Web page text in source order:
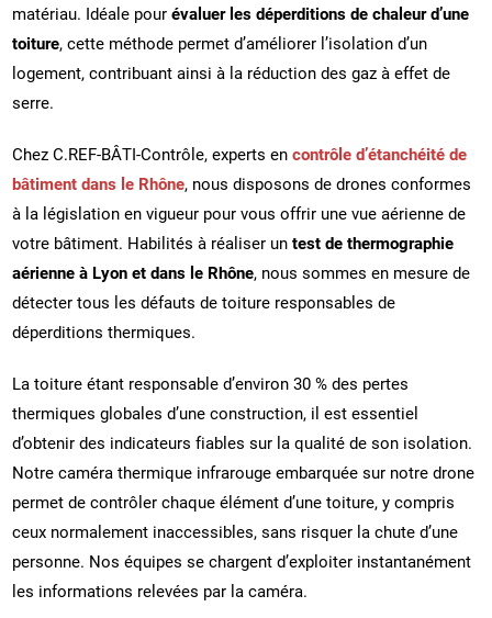
matériau. Idéale pourévaluer les déperditions de chaleur d’une
toiture, cette méthode permet d’améliorer l’isolation d’un
logement, contribuant ainsi à la réduction des gaz à effet de
serre.
Chez C.REF-BÂTI-Contrôle, experts encontrôle d’étanchéité de
bâtiment dans le Rhône, nous disposons de drones conformes
à la législation en vigueur pour vous offrir une vue aérienne de
votre bâtiment. Habilités à réaliser un test de thermographie
aérienne à Lyon et dans le Rhône, nous sommes en mesure de
détecter tous les défauts de toiture responsables de
déperditions thermiques.
La toiture étant responsable d’environ 30 % des pertes
thermiques globales d’une construction, il est essentiel
d’obtenir des indicateurs fiables sur la qualité de son isolation.
Notre caméra thermique infrarouge embarquée sur notre drone
permet de contrôler chaque élément d’une toiture, y compris
ceux normalement inaccessibles, sans risquer la chute d’une
personne. Nos équipes se chargent d’exploiter instantanément
les informations relevées par la caméra.